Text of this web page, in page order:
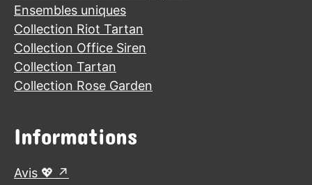
Ensembles uniques
Collection Riot Tartan
Collection Office Siren
Collection Tartan
Collection Rose Garden
Informations
Avis 💖